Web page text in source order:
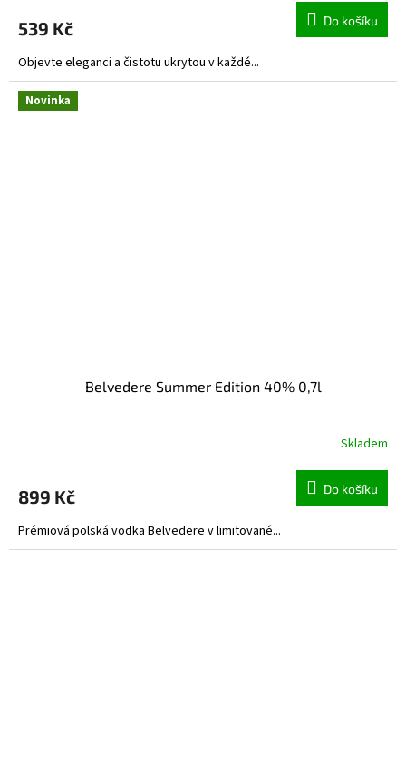
539 Kč Do košíku
Objevte eleganci a čistotu ukrytou v každé...
Novinka
Belvedere Summer Edition 40% 0,7l
Skladem
899 Kč Do košíku
Prémiová polská vodka Belvedere v limitované...